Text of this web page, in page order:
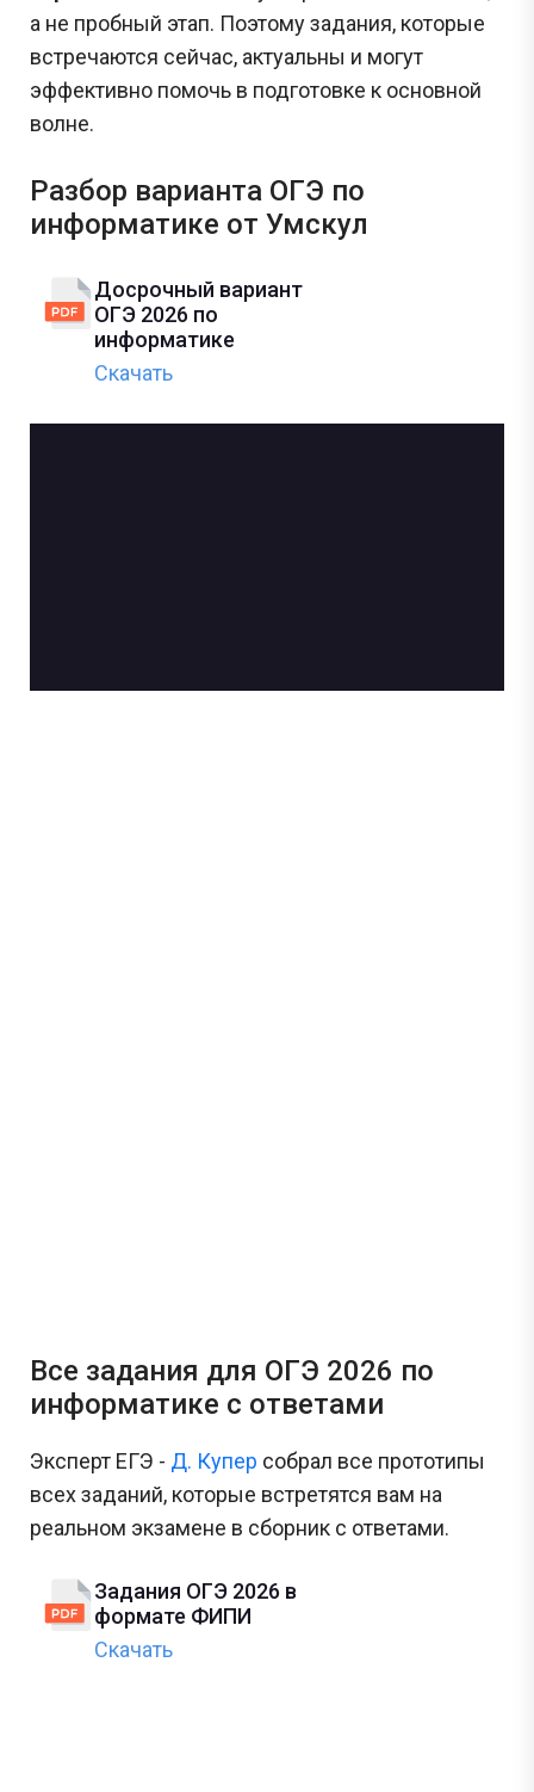
а не пробный этап. Поэтому задания, которые
встречаются сейчас, актуальны и могут
эффективно помочь в подготовке к основной
волне.
Разбор варианта ОГЭ по
информатике от Умскул
Досрочный вариант
ОГЭ 2026 по
информатике
Скачать
Все задания для ОГЭ 2026 по
информатике с ответами
Эксперт ЕГЭ - Д. Купер собрал все прототипы
всех заданий, которые встретятся вам на
реальном экзамене в сборник с ответами.
Задания ОГЭ 2026 в
формате ФИПИ
Скачать